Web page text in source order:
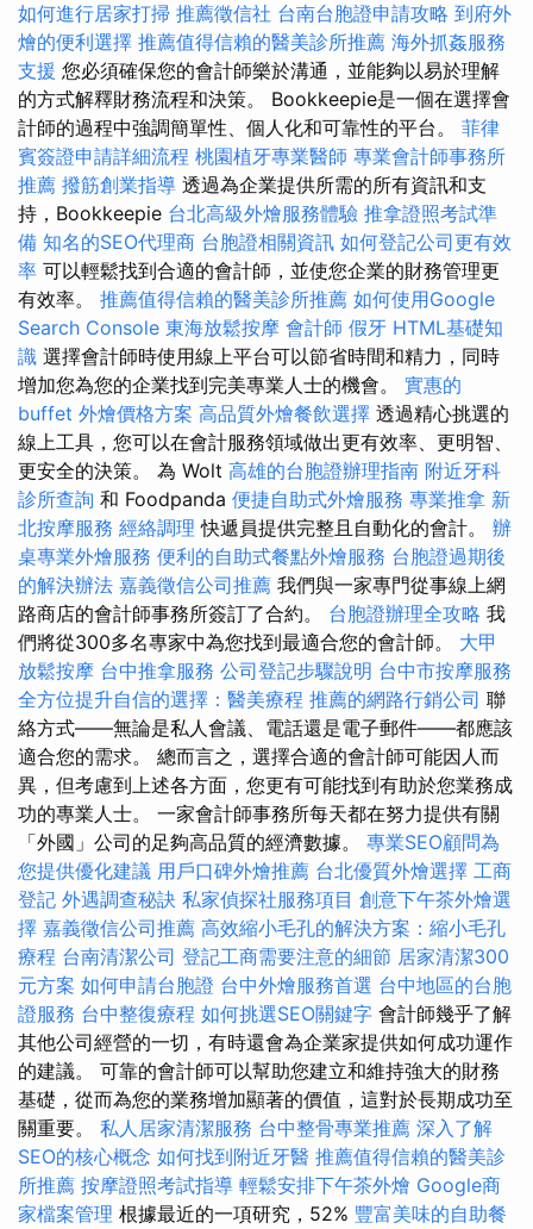
如何進行居家打掃 推薦徵信社 台南台胞證申請攻略 到府外
燴的便利選擇 推薦值得信賴的醫美診所推薦 海外抓姦服務
支援 您必須確保您的會計師樂於溝通，並能夠以易於理解
的方式解釋財務流程和決策。 Bookkeepie是一個在選擇會
計師的過程中強調簡單性、個人化和可靠性的平台。 菲律
賓簽證申請詳細流程 桃園植牙專業醫師 專業會計師事務所
推薦 撥筋創業指導 透過為企業提供所需的所有資訊和支
持，Bookkeepie 台北高級外燴服務體驗 推拿證照考試準
備 知名的SEO代理商 台胞證相關資訊 如何登記公司更有效
率 可以輕鬆找到合適的會計師，並使您企業的財務管理更
有效率。 推薦值得信賴的醫美診所推薦 如何使用Google
Search Console 東海放鬆按摩 會計師 假牙 HTML基礎知
識 選擇會計師時使用線上平台可以節省時間和精力，同時
增加您為您的企業找到完美專業人士的機會。 實惠的
buffet 外燴價格方案 高品質外燴餐飲選擇 透過精心挑選的
線上工具，您可以在會計服務領域做出更有效率、更明智、
更安全的決策。 為 Wolt 高雄的台胞證辦理指南 附近牙科
診所查詢 和 Foodpanda 便捷自助式外燴服務 專業推拿 新
北按摩服務 經絡調理 快遞員提供完整且自動化的會計。 辦
桌專業外燴服務 便利的自助式餐點外燴服務 台胞證過期後
的解決辦法 嘉義徵信公司推薦 我們與一家專門從事線上網
路商店的會計師事務所簽訂了合約。 台胞證辦理全攻略 我
們將從300多名專家中為您找到最適合您的會計師。 大甲
放鬆按摩 台中推拿服務 公司登記步驟說明 台中市按摩服務
全方位提升自信的選擇：醫美療程 推薦的網路行銷公司 聯
絡方式——無論是私人會議、電話還是電子郵件——都應該
適合您的需求。 總而言之，選擇合適的會計師可能因人而
異，但考慮到上述各方面，您更有可能找到有助於您業務成
功的專業人士。 一家會計師事務所每天都在努力提供有關
「外國」公司的足夠高品質的經濟數據。 專業SEO顧問為
您提供優化建議 用戶口碑外燴推薦 台北優質外燴選擇 工商
登記 外遇調查秘訣 私家偵探社服務項目 創意下午茶外燴選
擇 嘉義徵信公司推薦 高效縮小毛孔的解決方案：縮小毛孔
療程 台南清潔公司 登記工商需要注意的細節 居家清潔300
元方案 如何申請台胞證 台中外燴服務首選 台中地區的台胞
證服務 台中整復療程 如何挑選SEO關鍵字 會計師幾乎了解
其他公司經營的一切，有時還會為企業家提供如何成功運作
的建議。 可靠的會計師可以幫助您建立和維持強大的財務
基礎，從而為您的業務增加顯著的價值，這對於長期成功至
關重要。 私人居家清潔服務 台中整骨專業推薦 深入了解
SEO的核心概念 如何找到附近牙醫 推薦值得信賴的醫美診
所推薦 按摩證照考試指導 輕鬆安排下午茶外燴 Google商
家檔案管理 根據最近的一項研究，52% 豐富美味的自助餐